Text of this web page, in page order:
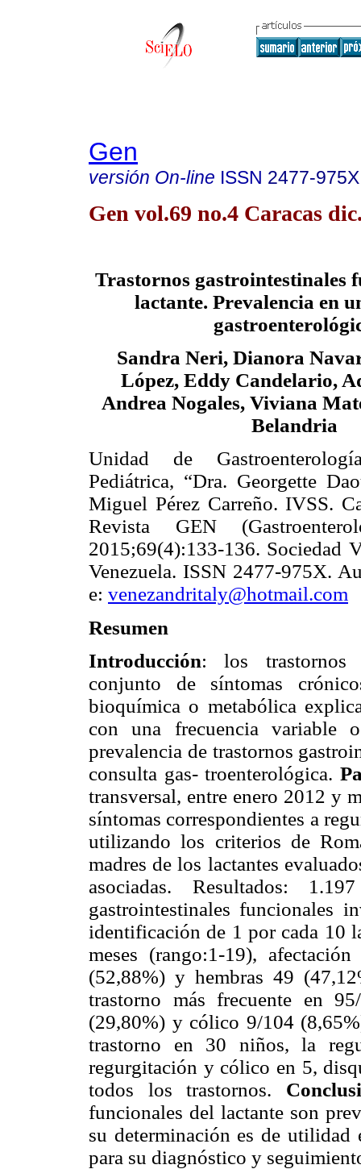
Gen
versión On-line ISSN 2477-975X
Gen vol.69 no.4 Caracas
Trastornos gastrointestinales
lactante. Prevalencia en
Sandra Neri, Dianora
López, Eddy Candelario,
Andrea Nogales, Viviana
Belandria
Unidad de
Pediátrica, “Dra. Georgette
Miguel Pérez Carreño. IVSS.
Revista GEN
2015;69(4):133-136. Sociedad
Venezuela. ISSN 2477-975X.
e: venezandritaly@hotmail.com
Resumen
Introducción: los trastornos
conjunto de síntomas
bioquímica o metabólica
con una frecuencia variable
prevalencia de trastornos
consulta gas- troenterológica.
transversal, entre enero 2012 y
síntomas correspondientes a
utilizando los criterios de
madres de los lactantes
asociadas. Resultados:
gastrointestinales funcionales
identificación de 1 por cada 10
meses (rango:1-19),
(52,88%) y hembras 49
trastorno más frecuente en
(29,80%) y cólico 9/104
trastorno en 30 niños, la
regurgitación y cólico en 5,
todos los trastornos.
funcionales del lactante son
su determinación es de
para su diagnóstico y